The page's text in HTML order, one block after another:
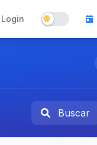
Login
Buscar